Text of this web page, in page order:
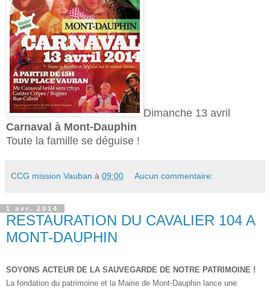
Dimanche 13 avril
Carnaval à Mont-Dauphin
Toute la famille se déguise !
CCG mission Vauban à 09:00 Aucun commentaire:
1 avr. 2014
RESTAURATION DU CAVALIER 104 A
MONT-DAUPHIN
SOYONS ACTEUR DE LA SAUVEGARDE DE NOTRE PATRIMOINE !
La fondation du patrimoine et la Mairie de Mont-Dauphin lance une